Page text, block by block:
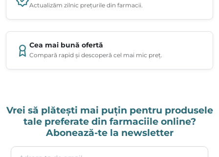
Actualizăm zilnic prețurile din farmacii.
Cea mai bună ofertă
Compară rapid și descoperă cel mai mic preț.
Vrei să plătești mai puțin pentru produsele
tale preferate din farmaciile online?
Abonează-te la newsletter
Adresa ta de email